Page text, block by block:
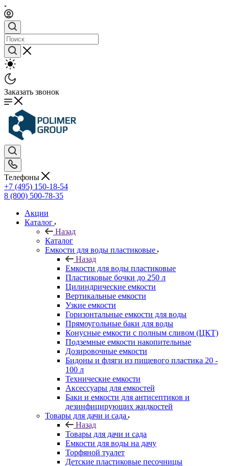
Заказать звонок
Телефоны
+7 (495) 150-18-54
8 (800) 500-78-35
Акции
Каталог
Назад
Каталог
Емкости для воды пластиковые
Назад
Емкости для воды пластиковые
Пластиковые бочки до 250 л
Цилиндрические емкости
Вертикальные емкости
Узкие емкости
Горизонтальные емкости для воды
Прямоугольные баки для воды
Конусные емкости с полным сливом (ЦКТ)
Подземные емкости накопительные
Дозировочные емкости
Бидоны и фляги из пищевого пластика 20 -
100 л
Технические емкости
Аксессуары для емкостей
Баки и емкости для антисептиков и
дезинфицирующих жидкостей
Товары для дачи и сада
Назад
Товары для дачи и сада
Емкости для воды на дачу
Торфяной туалет
Детские пластиковые песочницы